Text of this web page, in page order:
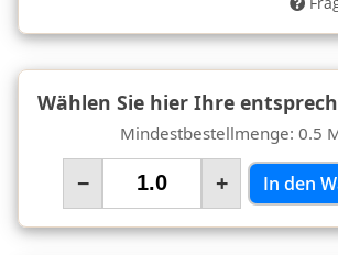
Wählen Sie hier Ihre
Mindestbestellmenge: 0.5
− + In den